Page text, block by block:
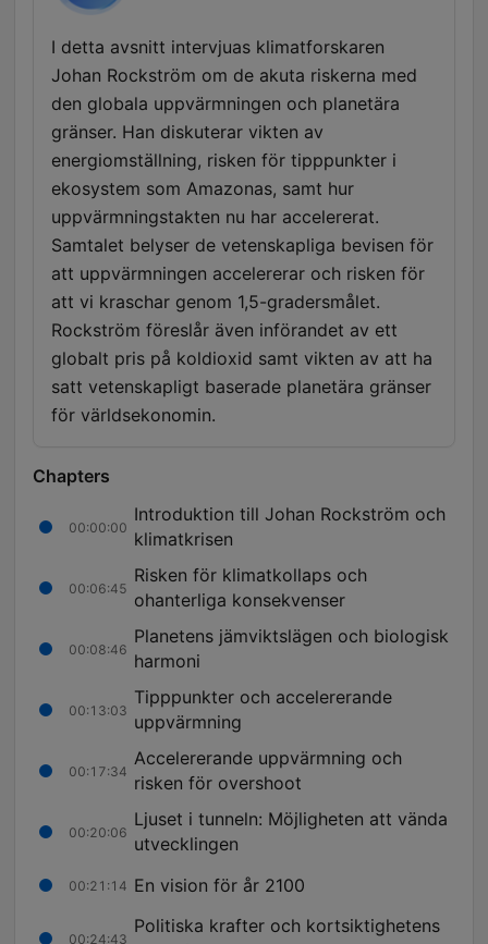
I detta avsnitt intervjuas klimatforskaren
Johan Rockström om de akuta riskerna med
den globala uppvärmningen och planetära
gränser. Han diskuterar vikten av
energiomställning, risken för tipppunkter i
ekosystem som Amazonas, samt hur
uppvärmningstakten nu har accelererat.
Samtalet belyser de vetenskapliga bevisen för
att uppvärmningen accelererar och risken för
att vi kraschar genom 1,5-gradersmålet.
Rockström föreslår även införandet av ett
globalt pris på koldioxid samt vikten av att ha
satt vetenskapligt baserade planetära gränser
för världsekonomin.
Chapters
00:00:00
Introduktion till Johan Rockström och
klimatkrisen
00:06:45
Risken för klimatkollaps och
ohanterliga konsekvenser
00:08:46
Planetens jämviktslägen och biologisk
harmoni
00:13:03
Tipppunkter och accelererande
uppvärmning
00:17:34
Accelererande uppvärmning och
risken för overshoot
00:20:06
Ljuset i tunneln: Möjligheten att vända
utvecklingen
00:21:14 En vision för år 2100
00:24:43
Politiska krafter och kortsiktighetens